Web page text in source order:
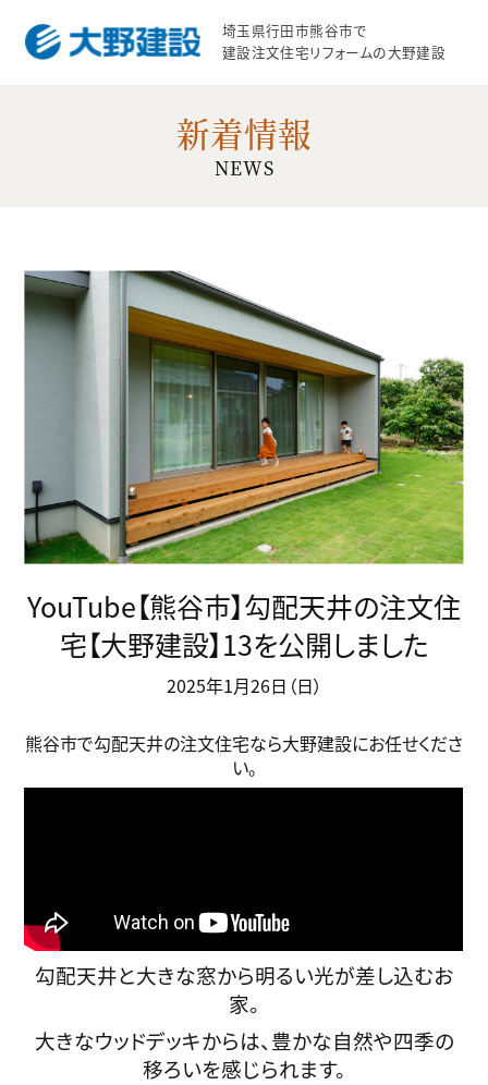
埼玉県行田市熊谷市で
建設注文住宅リフォームの大野建設
新着情報
NEWS
YouTube【熊谷市】勾配天井の注文住
宅【大野建設】13を公開しました
2025年1月26日（日）
熊谷市で勾配天井の注文住宅なら大野建設にお任せくださ
い。
勾配天井と大きな窓から明るい光が差し込むお
家。
大きなウッドデッキからは、豊かな自然や四季の
移ろいを感じられます。